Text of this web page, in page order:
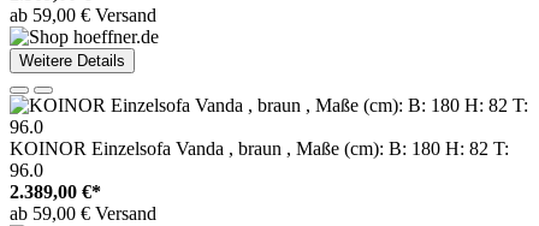
ab 59,00 € Versand
Weitere Details
KOINOR Einzelsofa Vanda , braun , Maße (cm): B: 180 H: 82 T:
96.0
2.389,00 €*
ab 59,00 € Versand